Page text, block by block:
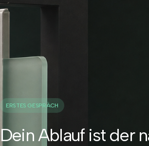
ERSTES GESPRÄCH
Dein Ablauf ist der